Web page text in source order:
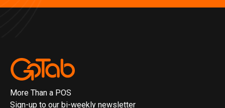
More Than a POS
Sign-up to our bi-weekly newsletter